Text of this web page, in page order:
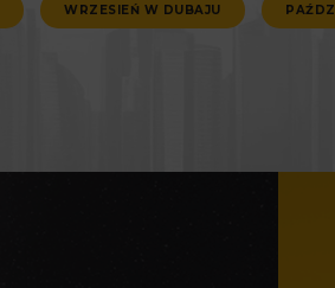
WRZESIEŃ W DUBAJU